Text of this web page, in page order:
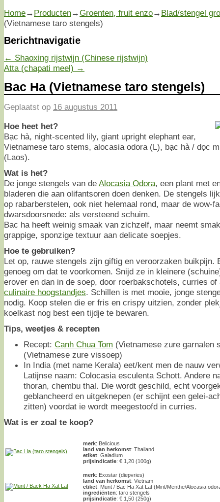
Home→ Producten→Groenten, fruit enzo→ Blad/stengel
(Vietnamese taro stengels)
Berichtnavigatie
← Shaoxing rijstwijn (Chinese rijstwijn)
Atta (chapati meel) →
Bac Ha (Vietnamese taro stengels)
Geplaatst op 16 augustus 2011
Hoe heet het?
Bạc hà, night-scented lily, giant upright elephant ear,
Vietnamese taro stems, alocasia odora (L), bạc hà / dọc
(Laos).
Wat is het?
De jonge stengels van de Alocasia Odora, een plant met
bladeren die aan olifantsoren doen denken. De stengels
op rabarberstelen, ook niet helemaal rond, maar de wow-
dwarsdoorsnede: als versteend schuim.
Bac ha heeft weinig smaak van zichzelf, maar neemt
grappige, sponzige textuur aan delicate soepjes.
Hoe te gebruiken?
Let op, rauwe stengels zijn giftig en veroorzaken buikpijn.
genoeg om dat te voorkomen. Snijd ze in kleinere
erover en dan in de soep, door roerbakschotels, curries
culinaire hoogstandjes. Schillen is met mooie, jonge
nodig. Koop stelen die er fris en crispy uitzien, zonder
koelkast nog best een tijdje te bewaren.
Tips, weetjes & recepten
Recept: Canh Chua Tom (Vietnamese zure garnalen
(Vietnamese zure vissoep)
In India (met name Kerala) eet/kent men de nauw
Latijnse naam: Colocasia esculenta Schott. Andere
thoran, chembu thal. Die wordt geschild, echt
geblancheerd en uitgeknepen (er schijnt een gelei-
zitten) voordat ie wordt meegestoofd in curries.
Wat is er zoal te koop?
merk: Belicious
land van herkomst: Thailand
etiket: Galadium
prijsindicatie: € 1,20 (100g)
merk: Exostar (diepvries)
land van herkomst: Vietnam
etiket: Munt / Bac Ha Xat Lat (Mint/Menthe/Alocasia
ingrediënten: taro stengels
prijsindicatie: € 1,50 (250g)